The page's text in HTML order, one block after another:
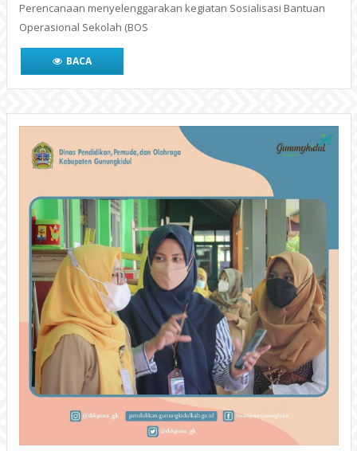
Perencanaan menyelenggarakan kegiatan Sosialisasi Bantuan
Operasional Sekolah (BOS
BACA